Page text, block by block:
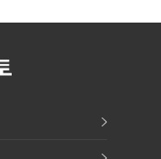
수 오차 당연"